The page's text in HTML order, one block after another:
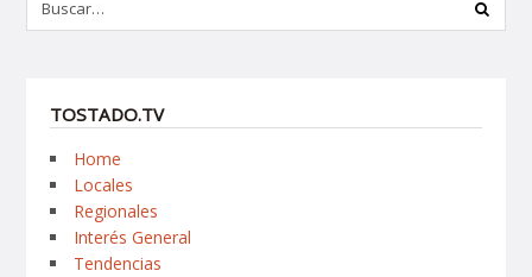
TOSTADO.TV
Home
Locales
Regionales
Interés General
Tendencias